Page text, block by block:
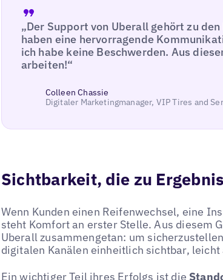
„Der Support von Uberall gehört zu
haben eine hervorragende
ich habe keine Beschwerden. Aus
arbeiten!“
Colleen Chassie
Digitaler Marketingmanager, VIP Tires and
Sichtbarkeit, die zu
Wenn Kunden einen Reifenwechsel, eine
steht Komfort an erster Stelle. Aus diesem
Uberall zusammengetan: um
digitalen Kanälen einheitlich sichtbar,
Ein wichtiger Teil ihres Erfolgs ist die